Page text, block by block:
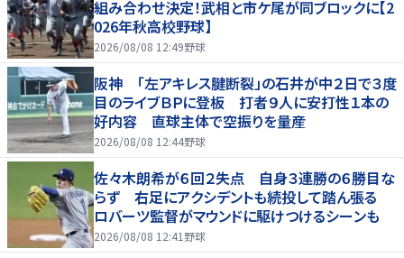
組み合わせ決定！武相と市ケ尾が同ブロックに【2
026年秋高校野球】
2026/08/08 12:49野球
阪神 「左アキレス腱断裂」の石井が中２日で３度
目のライブＢＰに登板 打者９人に安打性１本の
好内容 直球主体で空振りを量産
2026/08/08 12:44野球
佐々木朗希が６回２失点 自身３連勝の６勝目な
らず 右足にアクシデントも続投して踏ん張る
ロバーツ監督がマウンドに駆けつけるシーンも
2026/08/08 12:41 野球